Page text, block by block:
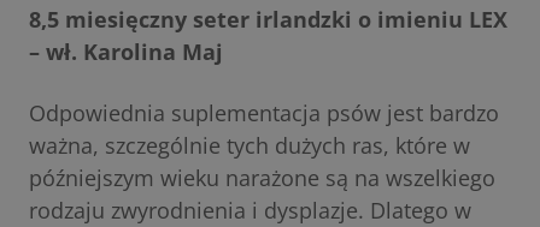
8,5 miesięczny seter irlandzki o imieniu LEX
– wł. Karolina Maj
Odpowiednia suplementacja psów jest bardzo
ważna, szczególnie tych dużych ras, które w
późniejszym wieku narażone są na wszelkiego
rodzaju zwyrodnienia i dysplazje. Dlatego w